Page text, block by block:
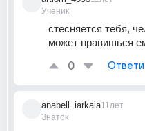
Ученик
стесняется тебя,
может нравишься
0
anabell_iarkaia
Знаток
11лет